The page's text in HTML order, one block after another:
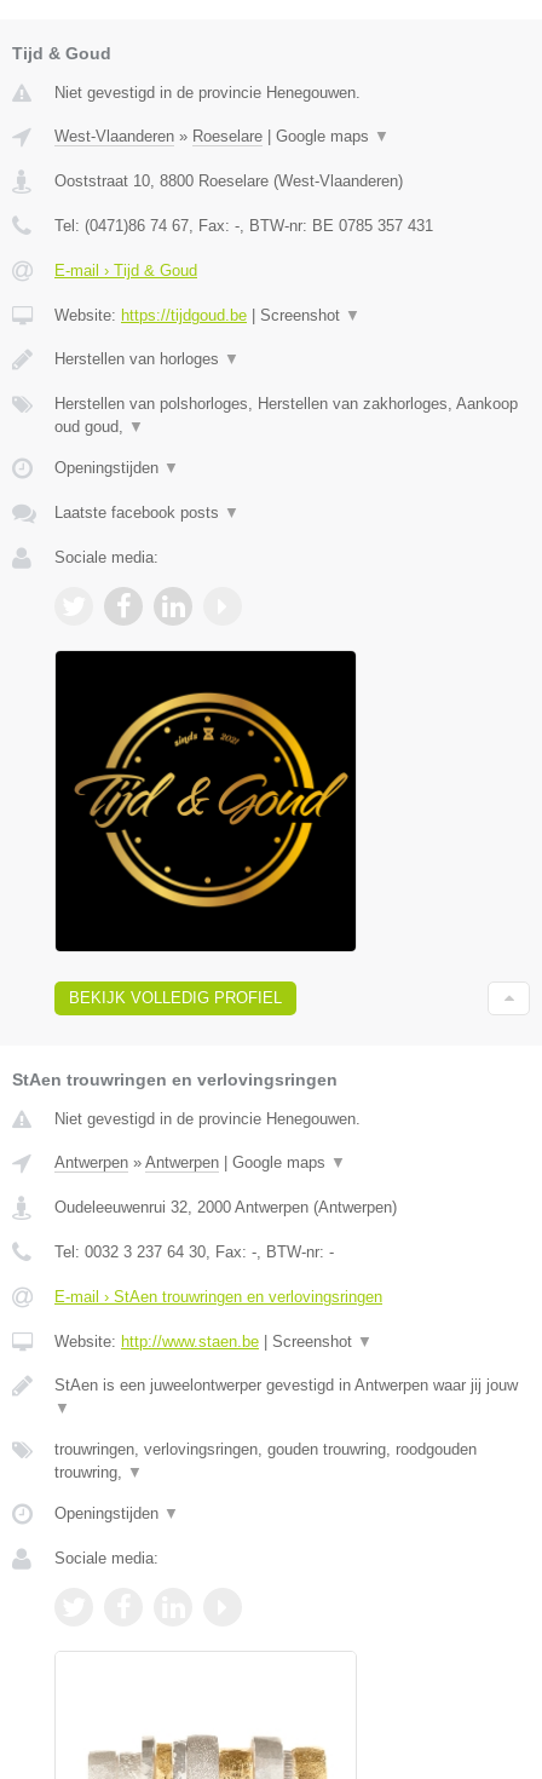
Tijd & Goud
Niet gevestigd in de provincie Henegouwen.
West-Vlaanderen » Roeselare | Google maps ▼
Ooststraat 10 8800 Roeselare (West-Vlaanderen)
Tel: (0471)86 74 67 , Fax: - , BTW-nr: BE 0785 357 431
E-mail › Tijd & Goud
Website: https://tijdgoud.be | Screenshot ▼
Herstellen van horloges ▼
Herstellen van polshorloges, Herstellen van zakhorloges, Aankoop
oud goud,
▼
Openingstijden ▼
Laatste facebook posts ▼
Sociale media:
BEKIJK VOLLEDIG PROFIEL
StAen trouwringen en verlovingsringen
Niet gevestigd in de provincie Henegouwen.
Antwerpen » Antwerpen | Google maps ▼
Oudeleeuwenrui 32 2000 Antwerpen (Antwerpen)
Tel: 0032 3 237 64 30 , Fax: - , BTW-nr: -
E-mail › StAen trouwringen en verlovingsringen
Website: http://www.staen.be | Screenshot ▼
StAen is een juweelontwerper gevestigd in Antwerpen waar jij jouw
▼
trouwringen, verlovingsringen, gouden trouwring, roodgouden
trouwring,
▼
Openingstijden ▼
Sociale media: